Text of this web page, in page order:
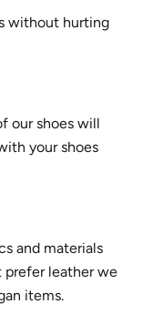
without hurting
our shoes will
your shoes
and materials
prefer leather we
items.